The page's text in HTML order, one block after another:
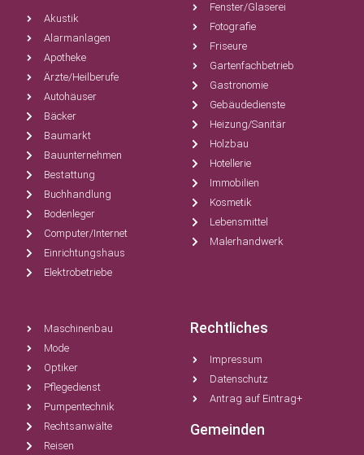
Akustik
Alarmanlagen
Apotheke
Ärzte/Heilberufe
Autohäuser
Bäcker
Baumarkt
Bauunternehmen
Bestattung
Buchhandlung
Bodenleger
Computer/Internet
Einrichtungshaus
Elektrobetriebe
Fenster/Glaserei
Fotografie
Friseure
Gartenfachbetrieb
Gastronomie
Gebäudedienste
Heizung/Sanitär
Holzbau
Hotellerie
Immobilien
Kosmetik
Lebensmittel
Malerhandwerk
Maschinenbau
Mode
Optiker
Pflegedienst
Pumpentechnik
Rechtsanwälte
Reisen
Rechtliches
Impressum
Datenschutz
Antrag auf Eintrag+
Gemeinden